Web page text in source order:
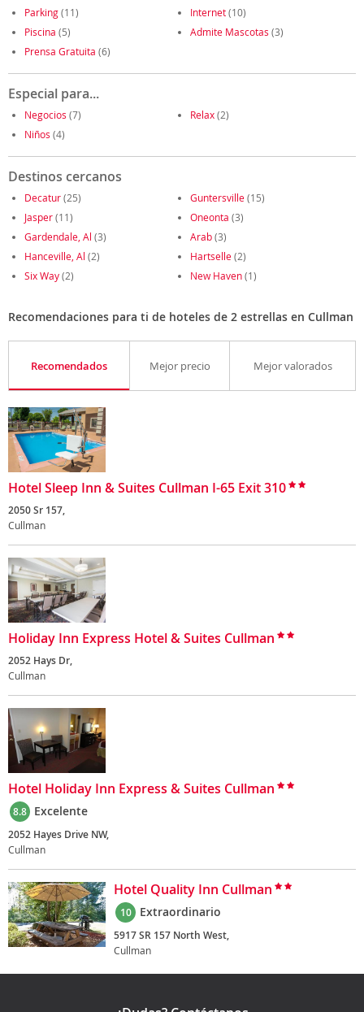
Parking(11) Internet(10)
Piscina (5) Admite Mascotas (3)
Prensa Gratuita (6)
Especial para...
Negocios (7) Relax(2)
Niños (4)
Destinos cercanos
Decatur(25) Guntersville(15)
Jasper(11) Oneonta (3)
Gardendale, Al (3) Arab(3)
Hanceville, Al (2) Hartselle(2)
Six Way(2) New Haven(1)
Recomendaciones para ti de hoteles de 2 estrellas en Cullman
Recomendados Mejor precio Mejor valorados
Hotel Sleep Inn & Suites Cullman I-65 Exit 310
2050 Sr 157,
Cullman
Holiday Inn Express Hotel & Suites Cullman
2052 Hays Dr,
Cullman
Hotel Holiday Inn Express & Suites Cullman
8.8 Excelente
2052 Hayes Drive NW,
Cullman
Hotel Quality Inn Cullman
10 Extraordinario
5917 SR 157 North West,
Cullman